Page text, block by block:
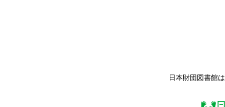
日本財団図書館